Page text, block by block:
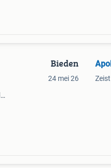
Bieden
24 mei 26 Zeist